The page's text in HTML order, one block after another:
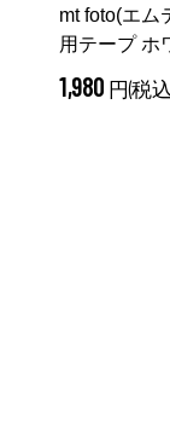
mt foto(エム
用テープ ホ
ホワイト
1,980 円(税